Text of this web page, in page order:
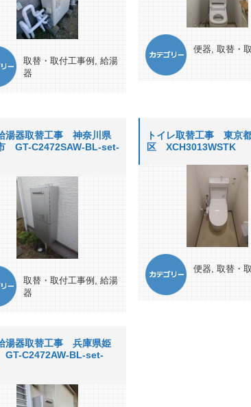
取替・取付工事例 , 給湯
器
便器, 取替・
湯器取替工事 神奈川県
GT-C2472SAW-BL-set-
取替・取付工事例 , 給湯
器
トイレ取替工事 東京都
区 XCH3013WSTK
便器, 取替・
湯器取替工事 兵庫県姫
C2472AW-BL-set-